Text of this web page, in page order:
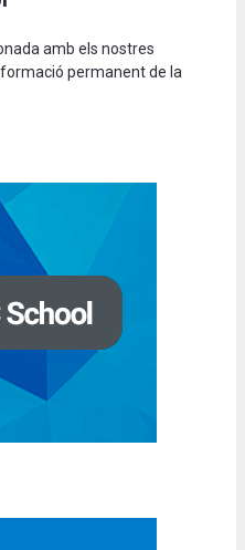
amb els nostres
permanent de la